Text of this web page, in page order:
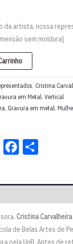
da artista, nossa
sem moldura]
, Cristina
em Metal, Vertical
, Gravura em metal,
TwitterFacebook
Cristina Carvalheira
de Belas Artes de
pela UnB. Antes de